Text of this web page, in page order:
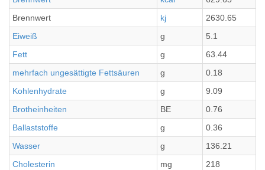
Brennwert
kj
2630.65
Eiweiß
g
5.1
Fett
g
63.44
mehrfach ungesättigte Fettsäuren
g
0.18
Kohlenhydrate
g
9.09
Brotheinheiten
BE
0.76
Ballaststoffe
g
0.36
Wasser
g
136.21
Cholesterin
mg
218